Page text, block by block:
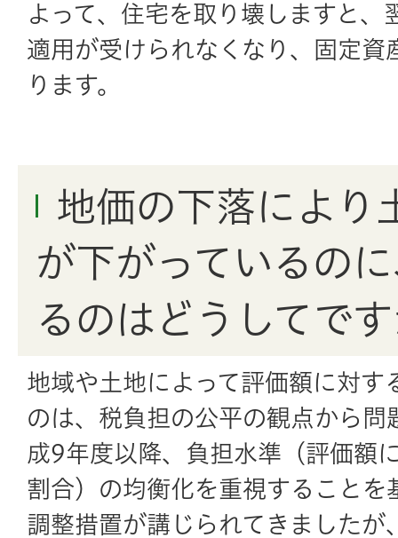
よって、住宅を取り壊しますと、
適用が受けられなくなり、固定資
ります。
地価の下落により
が下がっているの
るのはどうしてで
地域や土地によって評価額に対す
のは、税負担の公平の観点から問
成9年度以降、負担水準（評価額
割合）の均衡化を重視することを
調整措置が講じられてきました